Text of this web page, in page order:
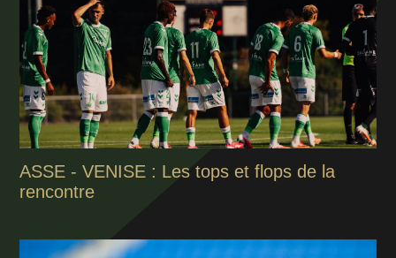
ASSE - VENISE : Les tops et flops de la
rencontre